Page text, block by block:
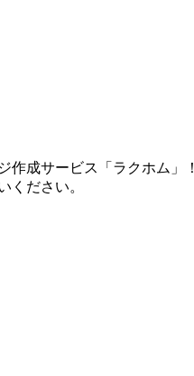
作成サービス「ラクホム」！
ください。